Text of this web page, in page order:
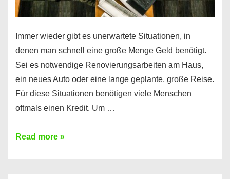
Immer wieder gibt es unerwartete Situationen, in
denen man schnell eine große Menge Geld benötigt.
Sei es notwendige Renovierungsarbeiten am Haus,
ein neues Auto oder eine lange geplante, große Reise.
Für diese Situationen benötigen viele Menschen
oftmals einen Kredit. Um …
Brauchen
Read more »